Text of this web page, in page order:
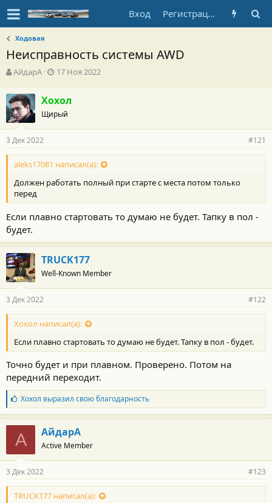
Вход Регистрация
Ходовая
Неисправность системы AWD
А
т
о
р
т
е
м
ы
АйдарА
Д
а
н
а
л
а
17 Ноя 2022
Хохол
Щирый
3 Дек 2022 #121
aleks17081 написал(а):
Должен работать полный при старте с места потом только
перед
Если плавно стартовать то думаю не будет. Тапку в пол -
будет.
TRUCK177
Well-Known Member
3 Дек 2022 #122
Хохол написал(а):
Если плавно стартовать то думаю не будет. Тапку в пол - будет.
Точно будет и при плавном. Проверено. Потом на
передний переходит.
Б
л
а
г
о
а
н
о
с
Хохол выразил свою благодарность
А АйдарА
Active Member
3 Дек 2022 #123
TRUCK177 написал(а):